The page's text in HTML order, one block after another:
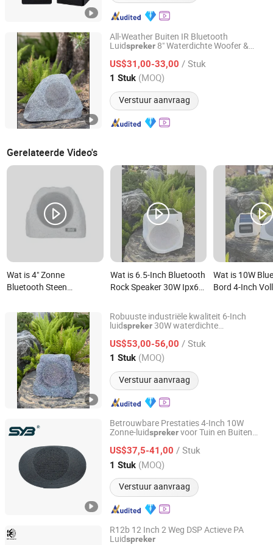
All-Weather Buiten IR Bluetooth
Luidspreker 8" Waterdichte Woofer &
US$31,00-33,00 / Stuk
1 Stuk (MOQ)
Verstuur aanvraag
Shengyibao Music & Light Technology Co., Ltd.
Guangdong, China Sinds 2026
Gerelateerde Video's
Wat is 4" Zonne
Bluetooth Steen
Waterdichte
Rotsluidspreker RGB
Ritmische Verlichting
Glanzende
Buitenluidspreker 10W
Bluetooth Bord Voeding
voor Tuin Kamperen
Wat is 6.5-Inch Bluetooth
Rock Speaker 30W Ipx6
Koppeling Ritme Licht
Buiten Infrarood
Wat is 10W
Bord 4-Inch
Luidspreker
Imitatie Steen
Robuuste industriële kwaliteit 6-Inch
luidspreker30W waterdichte
US$53,00-56,00 / Stuk
1 Stuk (MOQ)
Verstuur aanvraag
Shengyibao Music & Light Technology Co., Ltd.
Guangdong, China Sinds 2026
Betrouwbare Prestaties 4-Inch 10W
Zonne-luidsprekervoor Tuin en Buiten
US$37,5-41,00 / Stuk
1 Stuk (MOQ)
Verstuur aanvraag
Shengyibao Music & Light Technology Co., Ltd.
Guangdong, China Sinds 2026
R12b 12 Inch 2 Weg DSP Actieve PA
Luidspreker